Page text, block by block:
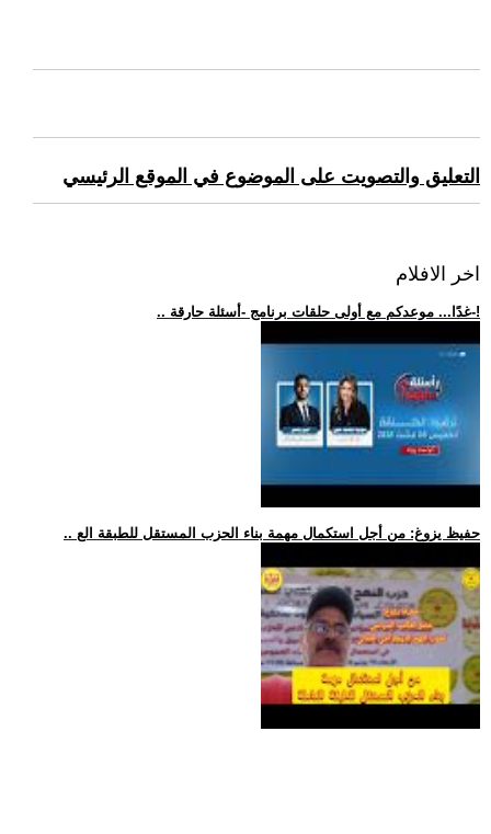
التعليق والتصويت على الموضوع في الموقع الرئيسي
اخر الافلام
.. غدًا... موعدكم مع أولى حلقات برنامج -أسئلة حارقة-!
.. حفيظ يزوغ: من أجل استكمال مهمة بناء الحزب المستقل للطبقة الع